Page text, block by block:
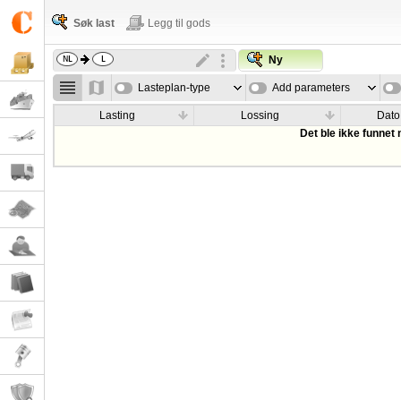
Søk last Legg til gods
Ny
Lasteplan-type Add parameters
Lasting Lossing
Dato
Det ble ikke funnet